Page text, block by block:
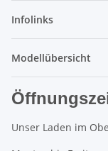
Infolinks
Modellübersicht
Unser Laden im